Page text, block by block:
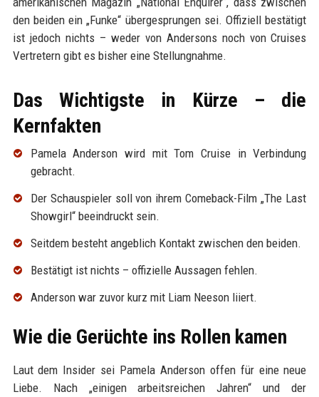
den beiden ein „Funke“ übergesprungen sei. Offiziell bestätigt
ist jedoch nichts – weder von Andersons noch von Cruises
Vertretern gibt es bisher eine Stellungnahme.
Das Wichtigste in Kürze – die
Kernfakten
Pamela Anderson wird mit Tom Cruise in Verbindung
gebracht.
Der Schauspieler soll von ihrem Comeback-Film „The Last
Showgirl“ beeindruckt sein.
Seitdem besteht angeblich Kontakt zwischen den beiden.
Bestätigt ist nichts – offizielle Aussagen fehlen.
Anderson war zuvor kurz mit Liam Neeson liiert.
Wie die Gerüchte ins Rollen kamen
Laut dem Insider sei Pamela Anderson offen für eine neue
Liebe. Nach „einigen arbeitsreichen Jahren“ und der